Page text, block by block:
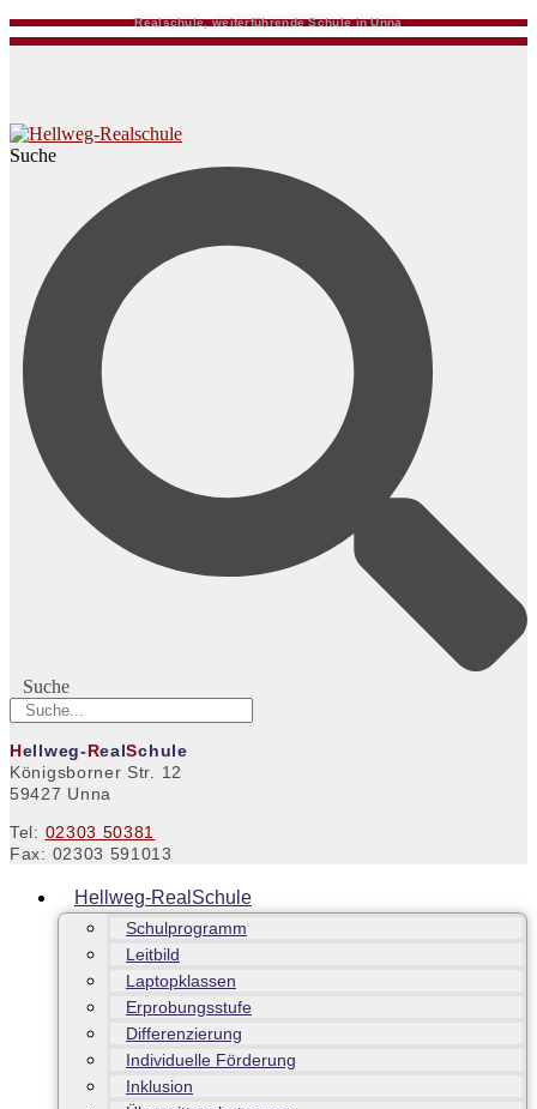
Realschule, weiterführende Schule in Unna
Suche
Suche
Hellweg-RealSchule
Königsborner Str. 12
59427 Unna
Tel: 02303 50381
Fax: 02303 591013
Hellweg-RealSchule
Schulprogramm
Leitbild
Laptopklassen
Erprobungsstufe
Differenzierung
Individuelle Förderung
Inklusion